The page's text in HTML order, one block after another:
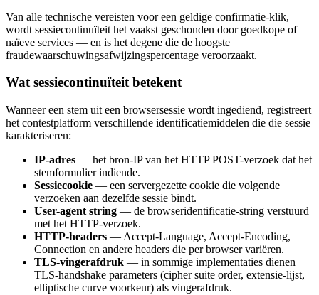
Van alle technische vereisten voor een geldige confirmatie-klik,
wordt sessiecontinuïteit het vaakst geschonden door goedkope of
naïeve services — en is het degene die de hoogste
fraudewaarschuwingsafwijzingspercentage veroorzaakt.
Wat sessiecontinuïteit betekent
Wanneer een stem uit een browsersessie wordt ingediend, registreert
het contestplatform verschillende identificatiemiddelen die die sessie
karakteriseren:
IP-adres — het bron-IP van het HTTP POST-verzoek dat het
stemformulier indiende.
Sessiecookie — een servergezette cookie die volgende
verzoeken aan dezelfde sessie bindt.
User-agent string — de browseridentificatie-string verstuurd
met het HTTP-verzoek.
HTTP-headers — Accept-Language, Accept-Encoding,
Connection en andere headers die per browser variëren.
TLS-vingerafdruk — in sommige implementaties dienen
TLS-handshake parameters (cipher suite order, extensie-lijst,
elliptische curve voorkeur) als vingerafdruk.